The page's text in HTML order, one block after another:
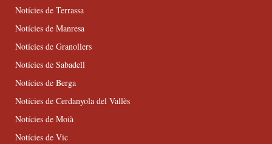
Notícies de Terrassa
Notícies de Manresa
Notícies de Granollers
Notícies de Sabadell
Notícies de Berga
Notícies de Cerdanyola del Vallès
Notícies de Moià
Notícies de Vic